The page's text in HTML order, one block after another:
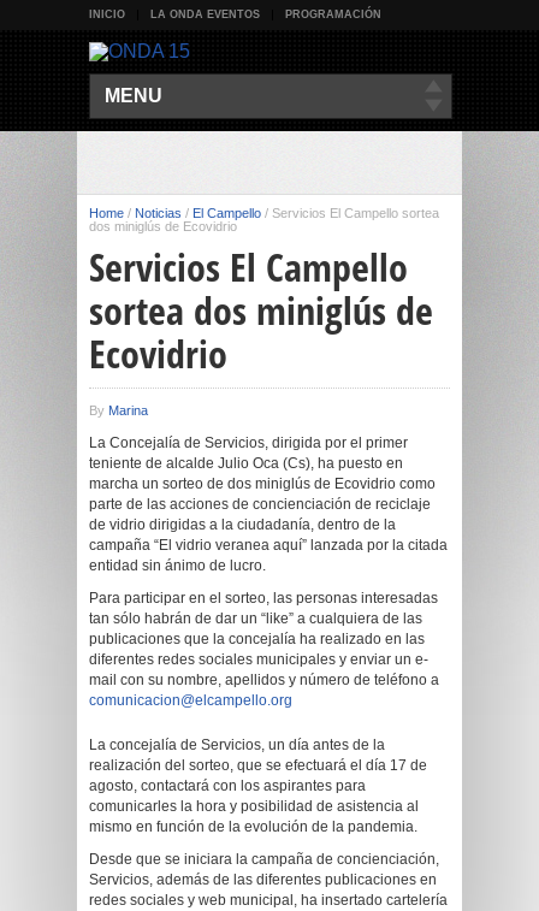
INICIO LA ONDA EVENTOS PROGRAMACIÓN
MENU
Home / Noticias / El Campello / Servicios El Campello sortea
dos miniglús de Ecovidrio
Servicios El Campello
sortea dos miniglús de
Ecovidrio
By Marina
La Concejalía de Servicios, dirigida por el primer
teniente de alcalde Julio Oca (Cs), ha puesto en
marcha un sorteo de dos miniglús de Ecovidrio como
parte de las acciones de concienciación de reciclaje
de vidrio dirigidas a la ciudadanía, dentro de la
campaña “El vidrio veranea aquí” lanzada por la citada
entidad sin ánimo de lucro.
Para participar en el sorteo, las personas interesadas
tan sólo habrán de dar un “like” a cualquiera de las
publicaciones que la concejalía ha realizado en las
diferentes redes sociales municipales y enviar un e-
mail con su nombre, apellidos y número de teléfono a
comunicacion@elcampello.org
La concejalía de Servicios, un día antes de la
realización del sorteo, que se efectuará el día 17 de
agosto, contactará con los aspirantes para
comunicarles la hora y posibilidad de asistencia al
mismo en función de la evolución de la pandemia.
Desde que se iniciara la campaña de concienciación,
Servicios, además de las diferentes publicaciones en
redes sociales y web municipal, ha insertado cartelería